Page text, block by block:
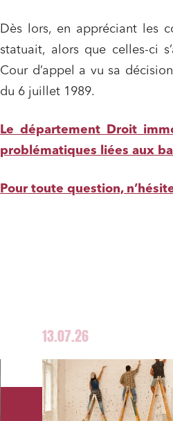
Dès lors, en appréciant les
statuait, alors que celles-ci
Cour d’appel a vu sa
du 6 juillet 1989.
Le département Droit
problématiques liées aux
Pour toute question,
13.07.26